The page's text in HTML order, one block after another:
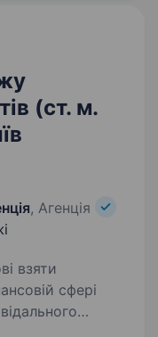
(ст. м.
, Агенція
взяти